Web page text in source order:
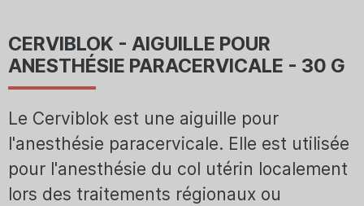
CERVIBLOK - AIGUILLE POUR
ANESTHÉSIE PARACERVICALE - 30 G
Le Cerviblok est une aiguille pour
l'anesthésie paracervicale. Elle est utilisée
pour l'anesthésie du col utérin localement
lors des traitements régionaux ou